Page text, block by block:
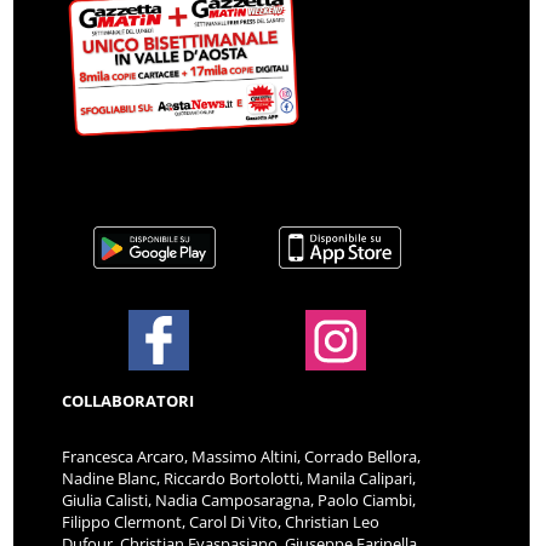
COLLABORATORI
Francesca Arcaro, Massimo Altini, Corrado Bellora,
Nadine Blanc, Riccardo Bortolotti, Manila Calipari,
Giulia Calisti, Nadia Camposaragna, Paolo Ciambi,
Filippo Clermont, Carol Di Vito, Christian Leo